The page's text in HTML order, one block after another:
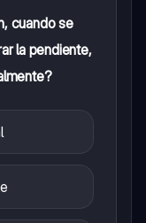
cuando se
la pendiente,